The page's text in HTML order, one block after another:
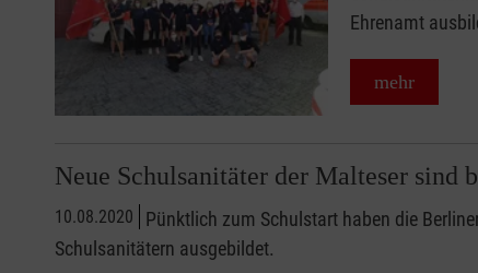
Ehrenamt
mehr
Neue Schulsanitäter der Malteser sind
10.08.2020
Pünktlich zum Schulstart haben die
Schulsanitätern ausgebildet.